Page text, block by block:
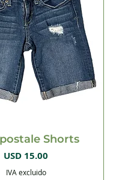
Shorts
Precio
USD 15.00
IVA excluido